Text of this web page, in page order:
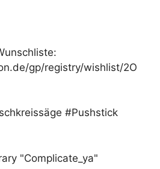
gp/registry/wishlist/2O
#Pushstick
"Complicate_ya"